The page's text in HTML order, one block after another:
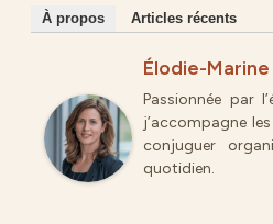
À propos Articles récents
Élodie-
Passionnée par
j’accompagne
conjuguer
quotidien.